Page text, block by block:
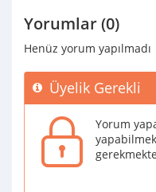
Yorumlar (0)
Henüz yorum yapılmadı
Üyelik Gerekli
Yorum